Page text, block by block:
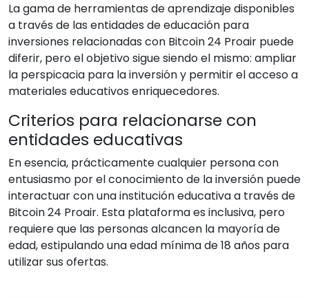
La gama de herramientas de aprendizaje disponibles
a través de las entidades de educación para
inversiones relacionadas con Bitcoin 24 Proair puede
diferir, pero el objetivo sigue siendo el mismo: ampliar
la perspicacia para la inversión y permitir el acceso a
materiales educativos enriquecedores.
Criterios para relacionarse con
entidades educativas
En esencia, prácticamente cualquier persona con
entusiasmo por el conocimiento de la inversión puede
interactuar con una institución educativa a través de
Bitcoin 24 Proair. Esta plataforma es inclusiva, pero
requiere que las personas alcancen la mayoría de
edad, estipulando una edad mínima de 18 años para
utilizar sus ofertas.